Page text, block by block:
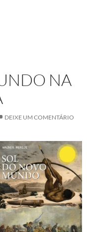
NA
DEIXE UM COMENTÁRIO